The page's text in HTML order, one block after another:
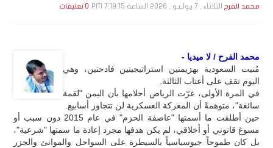
محمد الفرح الثلاثاء , 7 يـولـيـو , 2026 الساعة 7:19:15 PM 0 تعليقات
محمد الفرح / لا ميديا -
مُنيت السعودية بهزيمتين استراتيجيتين فادحتين، وهي
اليوم تقف على أعتاب الثالثة.
في المرة الأولى، غرّت الرياض أحلامها بأن اليمن "لقمة
سائغة"، متوهمةً أن المعركة العسكرية لن تتجاوز أسابيع.
حين أطلقت ما أسمتها "عاصفة الحزم" في عام 2015 دون سبب أو
مسوغ قانوني أو أخلاقي، لم يكن هدفها مجرد إعادة ما سمتها "شرعية"،
بل كان طموحاً جيوسياسياً بالسيطرة على السواحل والموانئ والجزر